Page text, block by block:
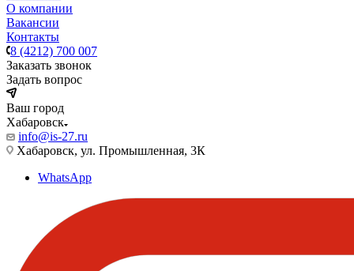
О компании
Вакансии
Контакты
8 (4212) 700 007
Заказать звонок
Задать вопрос
Ваш город
Хабаровск
info@is-27.ru
Хабаровск, ул. Промышленная, 3К
WhatsApp